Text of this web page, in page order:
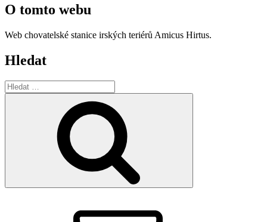
O tomto webu
Web chovatelské stanice irských teriérů Amicus Hirtus.
Hledat
Hledat: